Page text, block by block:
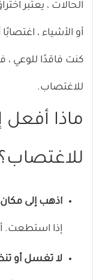
الحالات ، يعتبر
أو الأشياء ،
كنت فاقدًا للوعي ،
للاغتصاب.
ماذا
اذهب إلى
إذا استطعت.
لا تغسل أو